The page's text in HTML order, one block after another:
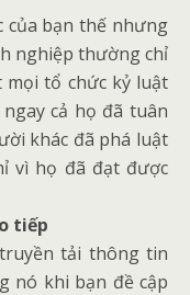
của bạn thế nhưng
nghiệp thường chỉ
mọi tổ chức kỷ luật
cả họ đã tuân
khác đã phá luật
vì họ đã đạt được
tiếp
tải thông tin
nó khi bạn đề cập